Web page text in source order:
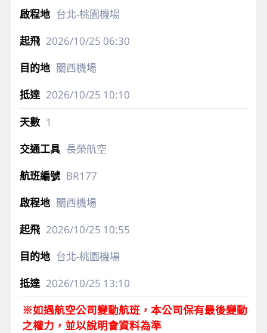
台北-桃園機場
2026/10/25 06:30
關西機場
2026/10/25 10:10
1
長榮航空
BR177
關西機場
2026/10/25 10:55
台北-桃園機場
2026/10/25 13:10
※如遇航空公司變動航班，本公司保有最後變動
之權力，並以說明會資料為準